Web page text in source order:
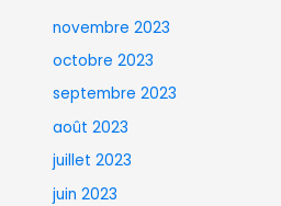
novembre 2023
octobre 2023
septembre 2023
août 2023
juillet 2023
juin 2023